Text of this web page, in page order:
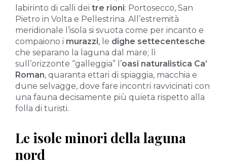
labirinto di calli dei tre rioni: Portosecco, San
Pietro in Volta e Pellestrina. All’estremità
meridionale l’isola si svuota come per incanto e
compaiono i murazzi, le dighe settecentesche
che separano la laguna dal mare; lì
sull’orizzonte “galleggia” l’oasi naturalistica Ca’
Roman, quaranta ettari di spiaggia, macchia e
dune selvagge, dove fare incontri ravvicinati con
una fauna decisamente più quieta rispetto alla
folla di turisti.
Le isole minori della laguna
nord